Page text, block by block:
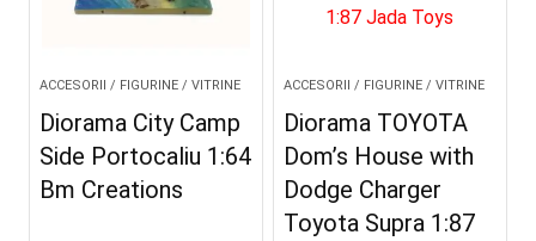
ACCESORII / FIGURINE / VITRINE
Diorama City Camp
Side Portocaliu 1:64
Bm Creations
ACCESORII / FIGURINE / VITRINE
Diorama TOYOTA
Dom’s House with
Dodge Charger
Toyota Supra 1:87